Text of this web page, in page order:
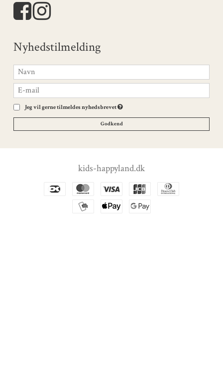
Nyhedstilmelding
Jeg vil gerne tilmeldes nyhedsbrevet
Godkend
kids-happyland.dk